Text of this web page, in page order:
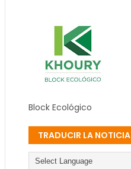
Block Ecológico
TRADUCIR LA NOTICIA